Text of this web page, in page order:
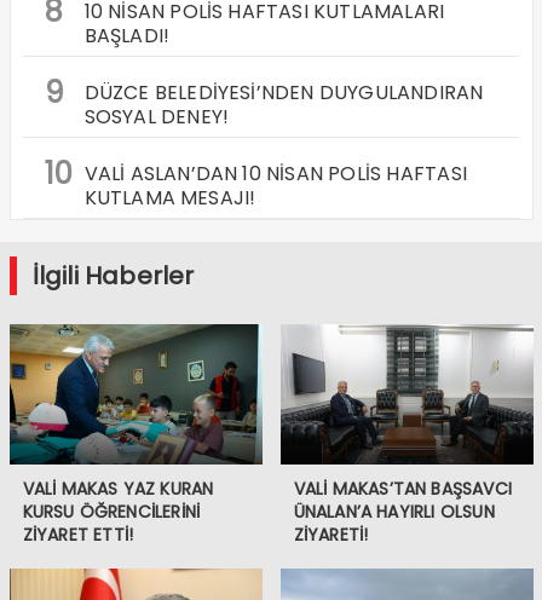
8
10 NİSAN POLİS HAFTASI KUTLAMALARI
BAŞLADI!
9
DÜZCE BELEDİYESİ’NDEN DUYGULANDIRAN
SOSYAL DENEY!
10 VALİ ASLAN’DAN 10 NİSAN POLİS HAFTASI
KUTLAMA MESAJI!
İlgili Haberler
VALİ MAKAS YAZ KURAN
KURSU ÖĞRENCİLERİNİ
ZİYARET ETTİ!
VALİ MAKAS’TAN BAŞSAVCI
ÜNALAN’A HAYIRLI OLSUN
ZİYARETİ!